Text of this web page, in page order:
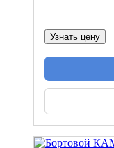
Узнать цену